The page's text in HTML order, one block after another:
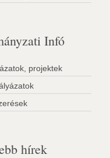
Infó
projektek
hírek